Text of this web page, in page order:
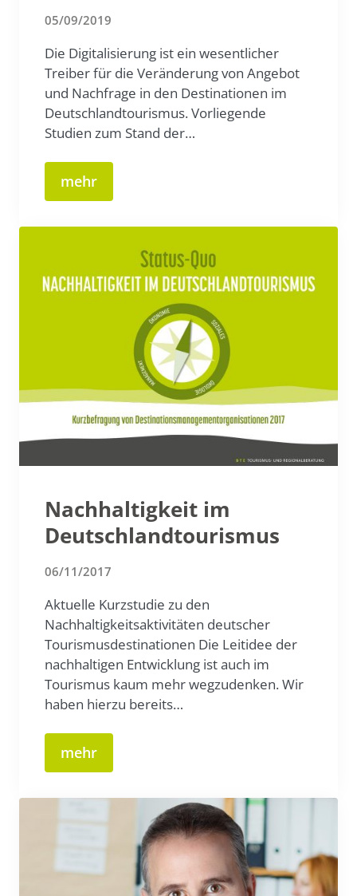
05/09/2019
Die Digitalisierung ist ein wesentlicher
Treiber für die Veränderung von Angebot
und Nachfrage in den Destinationen im
Deutschlandtourismus. Vorliegende
Studien zum Stand der…
mehr
Nachhaltigkeit im
Deutschlandtourismus
06/11/2017
Aktuelle Kurzstudie zu den
Nachhaltigkeitsaktivitäten deutscher
Tourismusdestinationen Die Leitidee der
nachhaltigen Entwicklung ist auch im
Tourismus kaum mehr wegzudenken. Wir
haben hierzu bereits…
mehr